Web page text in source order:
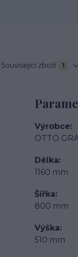
Související zboží 1
Výrobce
OTTO
Délka
1160 mm
Šířka
800 mm
Výška
510 mm